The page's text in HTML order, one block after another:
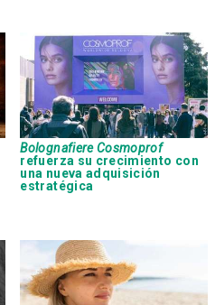
Bolognafiere Cosmoprof
refuerza su crecimiento con
una nueva adquisición
estratégica